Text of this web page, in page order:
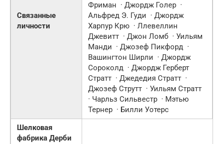
Связанные
личности
Фриман · Джордж Голер ·
Альфред Э. Гуди · Джордж
Харпур Крю · Ллевеллин
Джевитт · Джон Ломб · Уильям
Манди · Джозеф Пикфорд ·
Вашингтон Ширли · Джордж
Сороколд · Джордж Герберт
Стратт · Джедедия Стратт ·
Джозеф Струтт · Уильям Стратт
· Чарльз Сильвестр · Мэтью
Тернер · Билли Уотерс
Шелковая
фабрика Дерби